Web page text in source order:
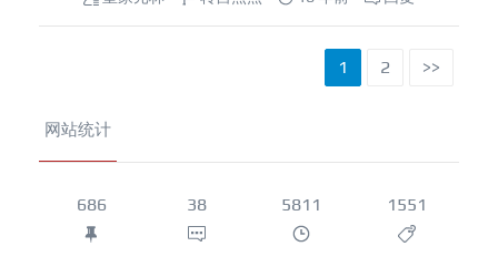
1 2 >>
网站统计
686 38 5811 1551